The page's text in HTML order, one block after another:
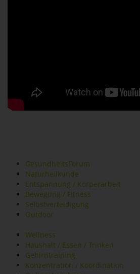
GesundheitsForum
Naturheilkunde
Entspannung / Körperarbeit
Bewegung / Fitness
Selbstverteidigung
Outdoor
Wellness
Haushalt / Essen / Trinken
Gehirntraining
Konzentration / Koordination